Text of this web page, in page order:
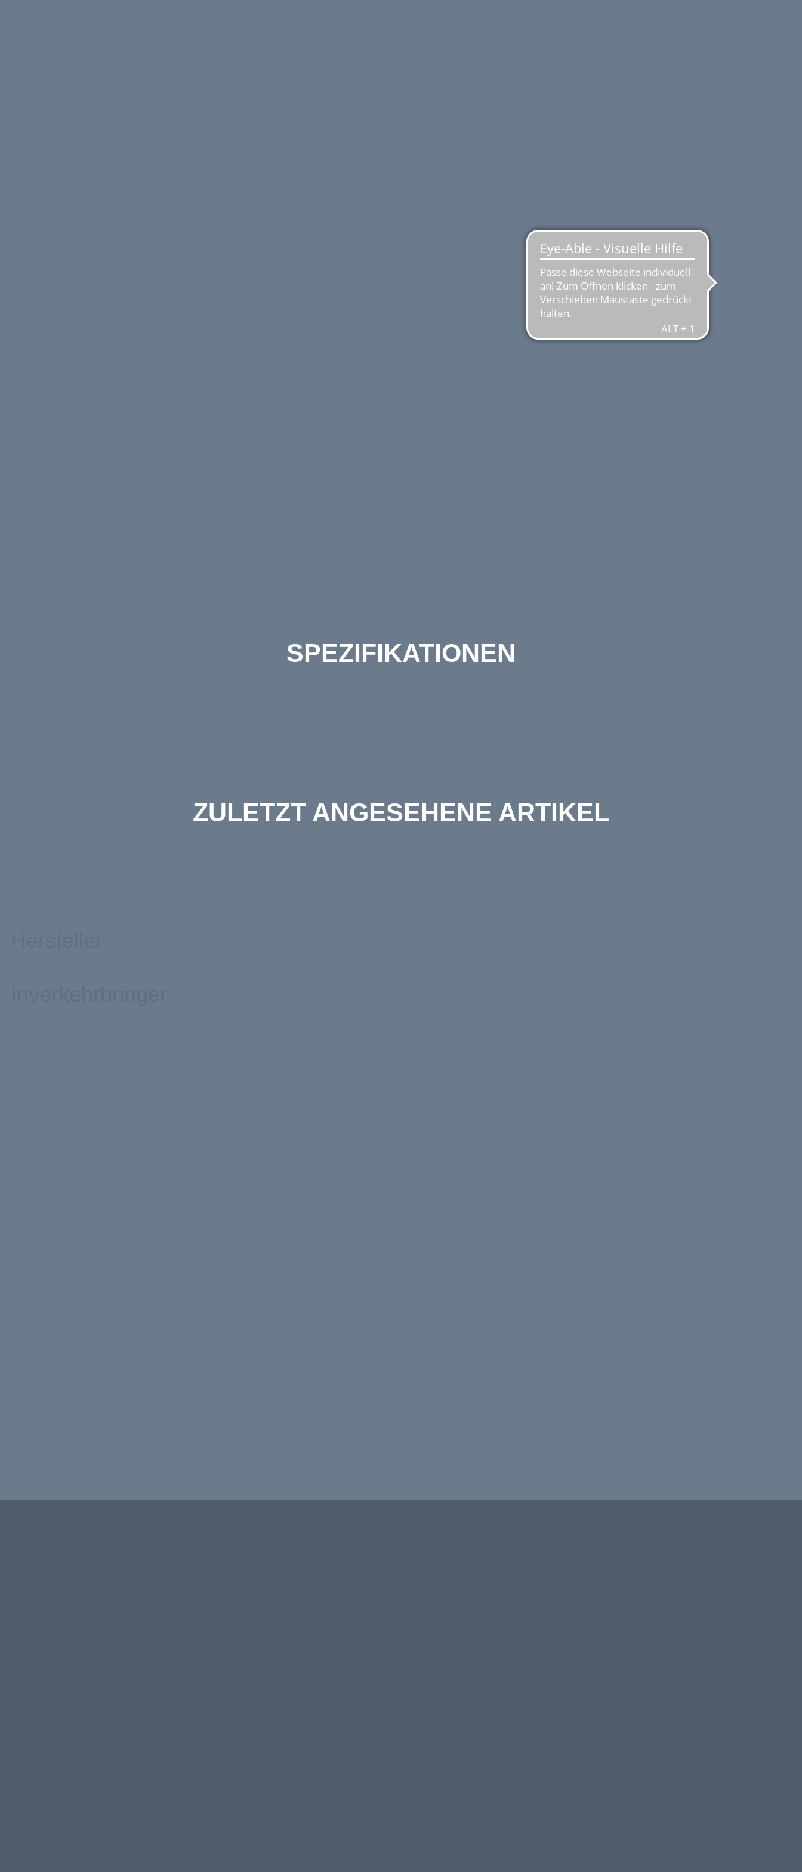
SPEZIFIKATIONEN
ZULETZT ANGESEHENE ARTIKEL